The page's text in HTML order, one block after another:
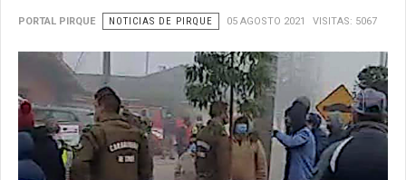
PORTAL PIRQUE NOTICIAS DE PIRQUE 05 AGOSTO 2021 VISITAS: 5067